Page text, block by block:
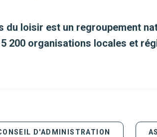
du loisir est un regroupement
5 200 organisations locales et
D'ADMINISTRATION